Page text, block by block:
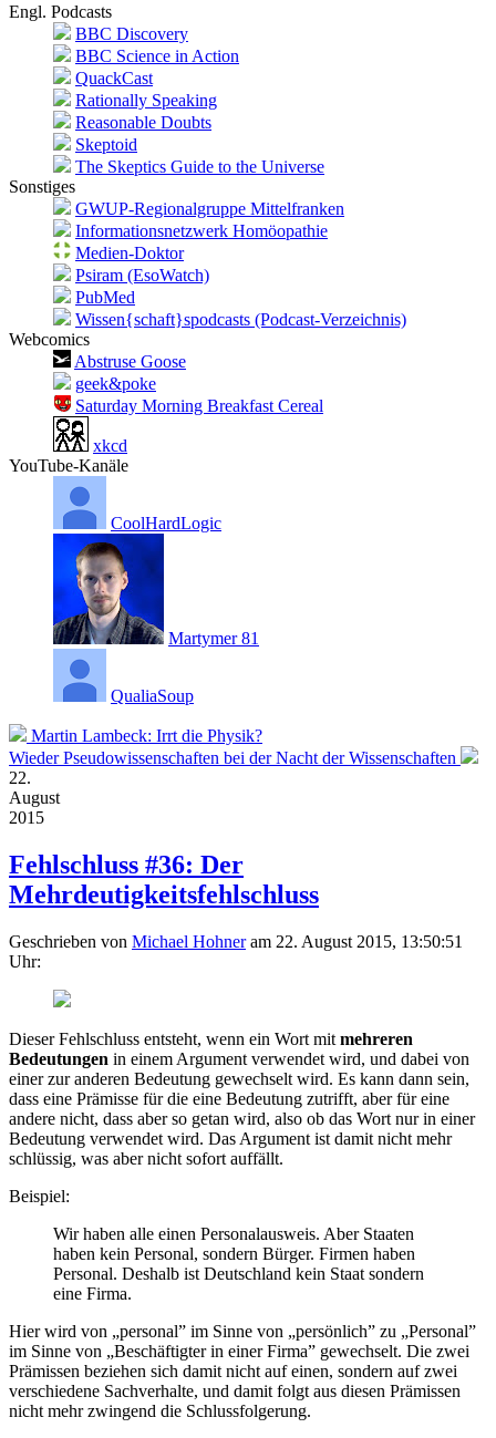
Engl. Podcasts
BBC Discovery
BBC Science in Action
QuackCast
Rationally Speaking
Reasonable Doubts
Skeptoid
The Skeptics Guide to the Universe
Sonstiges
GWUP-Regionalgruppe Mittelfranken
Informationsnetzwerk Homöopathie
Medien-Doktor
Psiram (EsoWatch)
PubMed
Wissen{schaft}spodcasts (Podcast-Verzeichnis)
Webcomics
Abstruse Goose
geek&poke
Saturday Morning Breakfast Cereal
xkcd
YouTube-Kanäle
CoolHardLogic
Martymer 81
QualiaSoup
Martin Lambeck: Irrt die Physik?
Wieder Pseudowissenschaften bei der Nacht der Wissenschaften
22.
August
2015
Fehlschluss #36: Der
Mehrdeutigkeitsfehlschluss
Geschrieben von Michael Hohneram 22. August 2015, 13:50:51
Uhr:
Dieser Fehlschluss entsteht, wenn ein Wort mit mehreren
Bedeutungen in einem Argument verwendet wird, und dabei von
einer zur anderen Bedeutung gewechselt wird. Es kann dann sein,
dass eine Prämisse für die eine Bedeutung zutrifft, aber für eine
andere nicht, dass aber so getan wird, also ob das Wort nur in einer
Bedeutung verwendet wird. Das Argument ist damit nicht mehr
schlüssig, was aber nicht sofort auffällt.
Beispiel:
Wir haben alle einen Personalausweis. Aber Staaten
haben kein Personal, sondern Bürger. Firmen haben
Personal. Deshalb ist Deutschland kein Staat sondern
eine Firma.
Hier wird von „personal” im Sinne von „persönlich” zu „Personal”
im Sinne von „Beschäftigter in einer Firma” gewechselt. Die zwei
Prämissen beziehen sich damit nicht auf einen, sondern auf zwei
verschiedene Sachverhalte, und damit folgt aus diesen Prämissen
nicht mehr zwingend die Schlussfolgerung.